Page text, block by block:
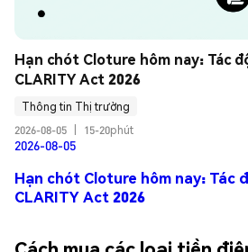
Hạn chót Cloture hôm nay: Tác
CLARITY Act 2026
Thông tin Thị trường
2026-08-05
15-20phút
2026-08-05
Hạn chót Cloture hôm nay: Tác
CLARITY Act 2026